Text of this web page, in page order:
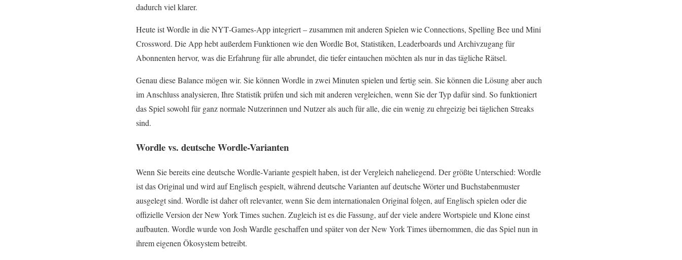
dadurch viel klarer.
Heute ist Wordle in die NYT‑Games‑App integriert – zusammen mit anderen Spielen wie Connections, Spelling Bee und Mini
Crossword. Die App hebt außerdem Funktionen wie den Wordle Bot, Statistiken, Leaderboards und Archivzugang für
Abonnenten hervor, was die Erfahrung für alle abrundet, die tiefer eintauchen möchten als nur in das tägliche Rätsel.
Genau diese Balance mögen wir. Sie können Wordle in zwei Minuten spielen und fertig sein. Sie können die Lösung aber auch
im Anschluss analysieren, Ihre Statistik prüfen und sich mit anderen vergleichen, wenn Sie der Typ dafür sind. So funktioniert
das Spiel sowohl für ganz normale Nutzerinnen und Nutzer als auch für alle, die ein wenig zu ehrgeizig bei täglichen Streaks
sind.
Wordle vs. deutsche Wordle-Varianten
Wenn Sie bereits eine deutsche Wordle‑Variante gespielt haben, ist der Vergleich naheliegend. Der größte Unterschied: Wordle
ist das Original und wird auf Englisch gespielt, während deutsche Varianten auf deutsche Wörter und Buchstabenmuster
ausgelegt sind. Wordle ist daher oft relevanter, wenn Sie dem internationalen Original folgen, auf Englisch spielen oder die
offizielle Version der New York Times suchen. Zugleich ist es die Fassung, auf der viele andere Wortspiele und Klone einst
aufbauten. Wordle wurde von Josh Wardle geschaffen und später von der New York Times übernommen, die das Spiel nun in
ihrem eigenen Ökosystem betreibt.